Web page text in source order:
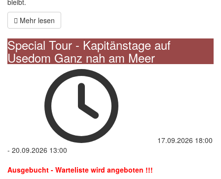
bleibt.
Mehr lesen
Special Tour - Kapitänstage auf
Usedom Ganz nah am Meer
17.09.2026 18:00
- 20.09.2026 13:00
Ausgebucht - Warteliste wird angeboten !!!